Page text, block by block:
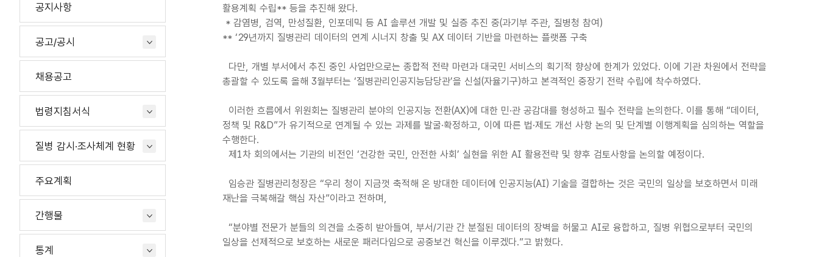
공지사항
공고/공시
채용공고
법령지침서식
질병 감시·조사체계 현황
주요계획
간행물
통계
활용계획 수립** 등을 추진해 왔다.
* 감염병, 검역, 만성질환, 인포데믹 등 AI 솔루션 개발 및 실증 추진 중(과기부 주관, 질병청 참여)
** ‘29년까지 질병관리 데이터의 연계 시너지 창출 및 AX 데이터 기반을 마련하는 플랫폼 구축
다만, 개별 부서에서 추진 중인 사업만으로는 종합적 전략 마련과 대국민 서비스의 획기적 향상에 한계가 있었다. 이에 기관 차원에서 전략을
총괄할 수 있도록 올해 3월부터는 ‘질병관리인공지능담당관’을 신설(자율기구)하고 본격적인 중장기 전략 수립에 착수하였다.
이러한 흐름에서 위원회는 질병관리 분야의 인공지능 전환(AX)에 대한 민·관 공감대를 형성하고 필수 전략을 논의한다. 이를 통해 “데이터,
정책 및 R&D”가 유기적으로 연계될 수 있는 과제를 발굴·확정하고, 이에 따른 법·제도 개선 사항 논의 및 단계별 이행계획을 심의하는 역할을
수행한다.
제1차 회의에서는 기관의 비전인 ‘건강한 국민, 안전한 사회’ 실현을 위한 AI 활용전략 및 향후 검토사항을 논의할 예정이다.
임승관 질병관리청장은 “우리 청이 지금껏 축적해 온 방대한 데이터에 인공지능(AI) 기술을 결합하는 것은 국민의 일상을 보호하면서 미래
재난을 극복해갈 핵심 자산”이라고 전하며,
“분야별 전문가 분들의 의견을 소중히 받아들여, 부서/기관 간 분절된 데이터의 장벽을 허물고 AI로 융합하고, 질병 위협으로부터 국민의
일상을 선제적으로 보호하는 새로운 패러다임으로 공중보건 혁신을 이루겠다.”고 밝혔다.